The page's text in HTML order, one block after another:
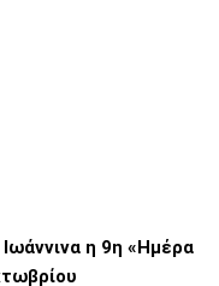
η 9η «Ημέρα